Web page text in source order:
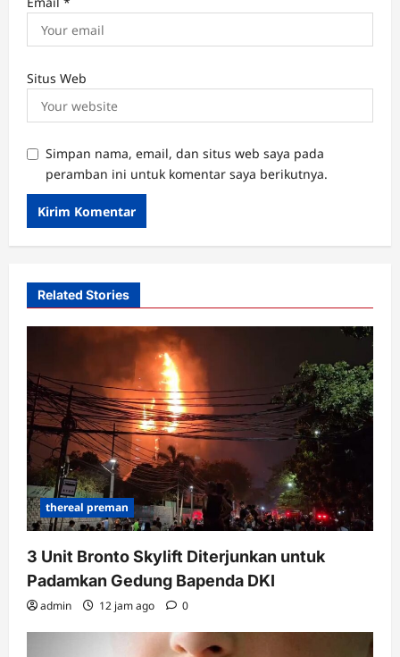
Situs Web
Simpan nama, email, dan situs web saya pada
peramban ini untuk komentar saya berikutnya.
Related Stories
thereal preman
3 Unit Bronto Skylift Diterjunkan untuk
Padamkan Gedung Bapenda DKI
admin 12 jam ago 0